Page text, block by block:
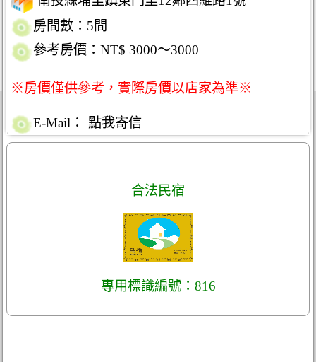
房間數：5間
參考房價：NT$ 3000～3000
※房價僅供參考，實際房價以店家為準※
E-Mail： 點我寄信
合法民宿
專用標識編號：816